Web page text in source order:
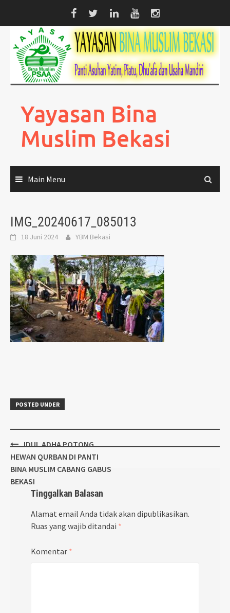
content
Yayasan Bina
Muslim Bekasi
Main Menu
IMG_20240617_085013
18 Juni 2024 YBM Bekasi
POSTED UNDER
Post
navigation
IDUL ADHA POTONG
HEWAN QURBAN DI PANTI
BINA MUSLIM CABANG GABUS
BEKASI
Tinggalkan Balasan
Alamat email Anda tidak akan dipublikasikan.
Ruas yang wajib ditandai *
Komentar *